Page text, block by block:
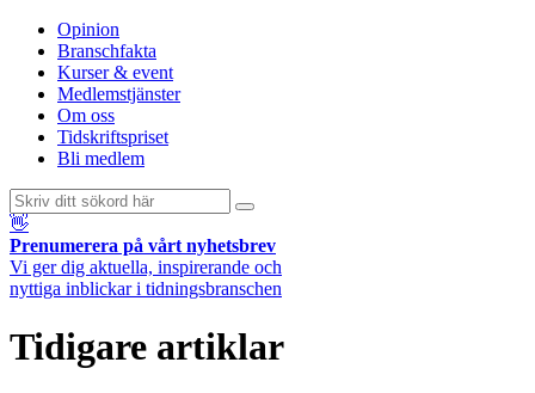
Opinion
Branschfakta
Kurser & event
Medlemstjänster
Om oss
Tidskriftspriset
Bli medlem
👋
Prenumerera på vårt nyhetsbrev
Vi ger dig aktuella, inspirerande och
nyttiga inblickar i tidningsbranschen
Tidigare artiklar